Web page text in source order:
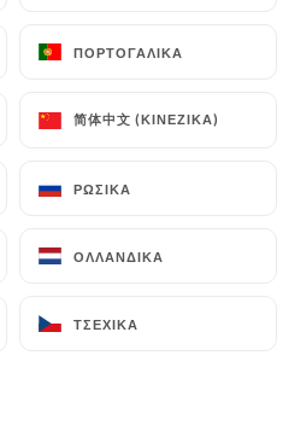
ΠΟΡΤΟΓΑΛΙΚΆ
简体中文 (ΚΙΝΈΖΙΚΑ)
ΡΩΣΙΚΆ
ΟΛΛΑΝΔΙΚΆ
ΤΣΈΧΙΚΑ
ΠΟΡΤΟΓΑΛΙΚΆ
简体中文 (ΚΙΝΈΖΙΚΑ)
ΡΩΣΙΚΆ
ΟΛΛΑΝΔΙΚΆ
ΤΣΈΧΙΚΑ